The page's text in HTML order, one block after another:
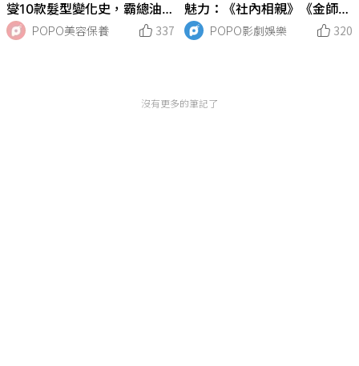
燮10款髮型變化史，霸總油
頭、韓式碎蓋頭、鍋蓋紋理
燙...，完美詮釋換個髮型換張
POPO美容保養 337
魅力：《社內相親》《金師
傅》爆紅，《想見你》韓版
《走進你的時間》即將上線開
POPO影劇娛樂 320
沒有更多的筆記了